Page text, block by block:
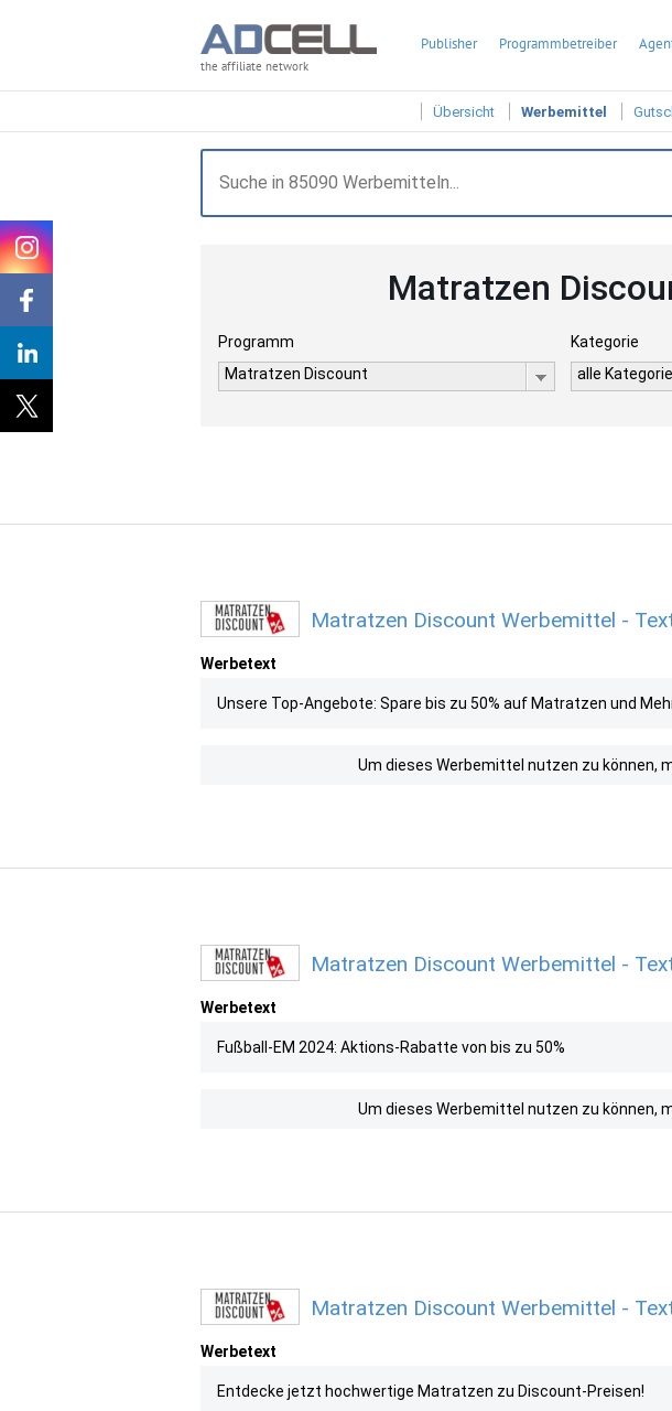
the affiliate network
Publisher Programmbetreiber
Übersicht Werbemittel
Matratzen
Programm
Matratzen Discount
Kategorie
alle
Matratzen Discount Werbemittel -
Werbetext
Unsere Top-Angebote: Spare bis zu 50% auf Matratzen und
Um dieses Werbemittel nutzen zu können,
Matratzen Discount Werbemittel -
Werbetext
Fußball-EM 2024: Aktions-Rabatte von bis zu 50%
Um dieses Werbemittel nutzen zu können,
Matratzen Discount Werbemittel -
Werbetext
Entdecke jetzt hochwertige Matratzen zu Discount-Preisen!